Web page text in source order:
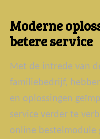
Moderne
betere service
Met de intrede van
familiebedrijf,
en oplossingen
service verder te
online bestelmodule